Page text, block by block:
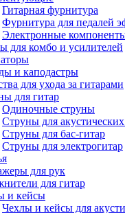
Гитарная фурнитура
Фурнитура для педалей
Электронные
для комбо и усилителей
и каподастры
для ухода за гитарами
для гитар
Одиночные струны
Струны для
Струны для бас-гитар
Струны для электрогитар
для рук
для гитар
и кейсы
Чехлы и кейсы для